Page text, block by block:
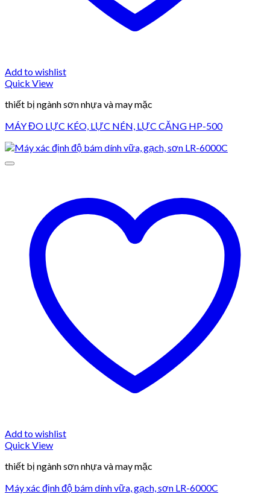
Add to wishlist
Quick View
thiết bị ngành sơn nhựa và may mặc
MÁY ĐO LỰC KÉO, LỰC NÉN, LỰC CĂNG HP-500
Add to wishlist
Quick View
thiết bị ngành sơn nhựa và may mặc
Máy xác định độ bám dính vữa, gạch, sơn LR-6000C